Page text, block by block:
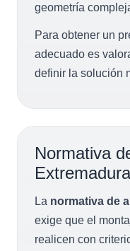
geometría
Para obtener un
adecuado es
definir la solución
Normativa
Extremadura
La normativa de
exige que el
realicen con